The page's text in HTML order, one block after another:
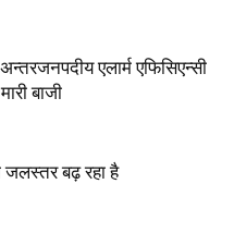
एलार्म एफिसिएन्सी
बाजी
जलस्तर बढ़ रहा है